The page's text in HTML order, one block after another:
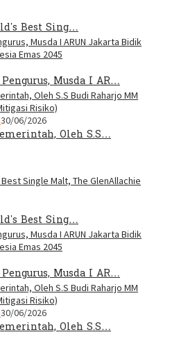
Best Sing…
Musda I AR…
30/06/2026
Oleh S.S…
Best Sing…
Musda I AR…
30/06/2026
Oleh S.S…